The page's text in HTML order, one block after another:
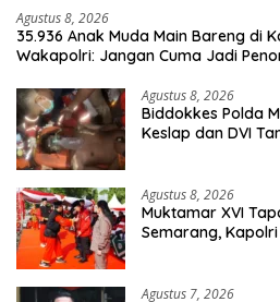
Agustus 8, 2026
35.936 Anak Muda Main Bareng di
Wakapolri: Jangan Cuma Jadi
Agustus 8, 2026
Biddokkes Polda
Keslap dan DVI
Agustus 8, 2026
Muktamar XVI
Semarang,
Agustus 7, 2026